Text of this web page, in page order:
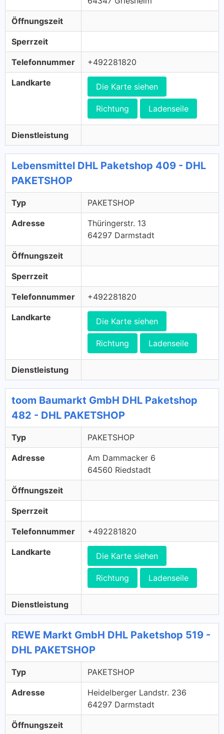
Öffnungszeit
Sperrzeit
Telefonnummer +492281820
Landkarte Die Karte siehen
Richtung Ladenseile
Dienstleistung
Lebensmittel DHL Paketshop 409 - DHL
PAKETSHOP
Typ PAKETSHOP
Adresse
Thüringerstr. 13
64297 Darmstadt
Öffnungszeit
Sperrzeit
Telefonnummer +492281820
Landkarte Die Karte siehen
Richtung Ladenseile
Dienstleistung
toom Baumarkt GmbH DHL Paketshop
482 - DHL PAKETSHOP
Typ PAKETSHOP
Adresse
Am Dammacker 6
64560 Riedstadt
Öffnungszeit
Sperrzeit
Telefonnummer +492281820
Landkarte Die Karte siehen
Richtung Ladenseile
Dienstleistung
REWE Markt GmbH DHL Paketshop 519 -
DHL PAKETSHOP
Typ PAKETSHOP
Adresse
Heidelberger Landstr. 236
64297 Darmstadt
Öffnungszeit